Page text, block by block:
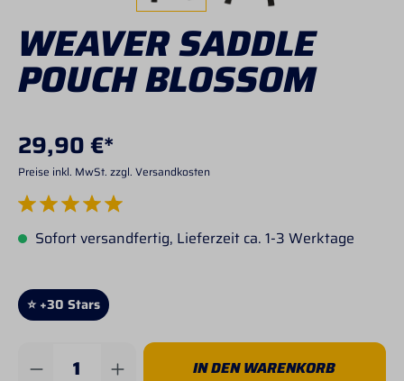
WEAVER SADDLE
POUCH BLOSSOM
29,90 €*
Preise inkl. MwSt. zzgl. Versandkosten
Durchschnittliche Bewertung von 5 von 5 Sternen
Sofort versandfertig, Lieferzeit ca. 1-3 Werktage
⭐ +30 Stars
Produkt Anzahl: Gib den gewünschten
IN DEN WARENKORB